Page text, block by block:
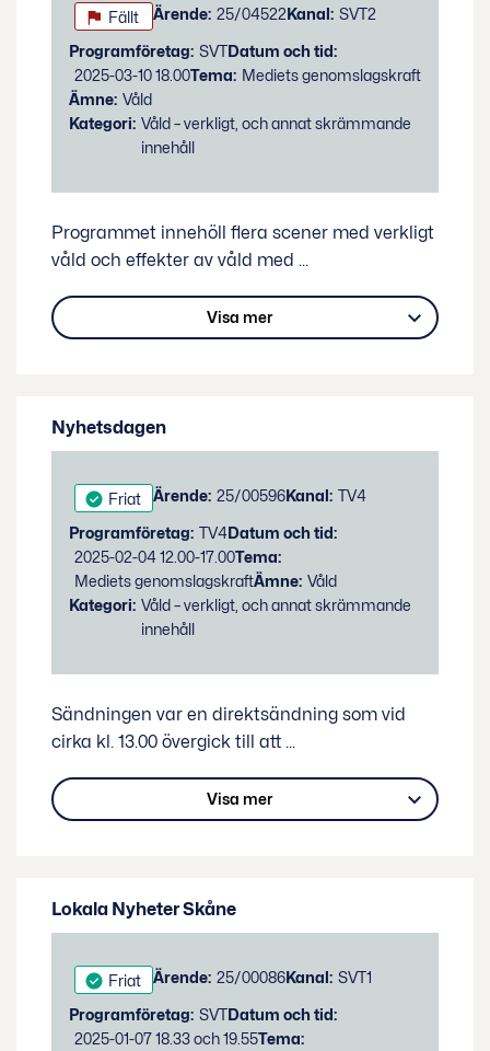
Status:Fällt Ärende: 25/04522Kanal: SVT2
Programföretag: SVTDatum och tid:
2025-03-10 18.00Tema: Mediets genomslagskraft
Ämne: Våld
Kategori: Våld – verkligt, och annat skrämmande
innehåll
Programmet innehöll flera scener med verkligt
våld och effekter av våld med ...
Visa mer
Nyhetsdagen
Status:Friat Ärende: 25/00596Kanal: TV4
Programföretag: TV4Datum och tid:
2025-02-04 12.00-17.00Tema:
Mediets genomslagskraftÄmne: Våld
Kategori: Våld – verkligt, och annat skrämmande
innehåll
Sändningen var en direktsändning som vid
cirka kl. 13.00 övergick till att ...
Visa mer
Lokala Nyheter Skåne
Status:Friat Ärende: 25/00086Kanal: SVT1
Programföretag: SVTDatum och tid:
2025-01-07 18.33 och 19.55Tema: